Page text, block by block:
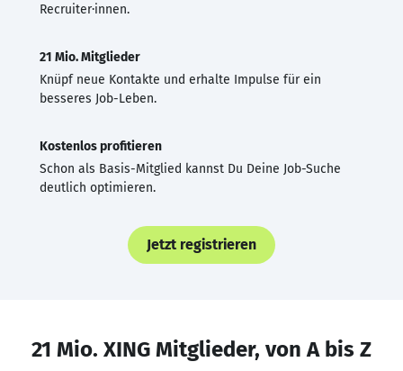
Recruiter·innen.
21 Mio. Mitglieder
Knüpf neue Kontakte und erhalte Impulse für ein
besseres Job-Leben.
Kostenlos profitieren
Schon als Basis-Mitglied kannst Du Deine Job-Suche
deutlich optimieren.
Jetzt registrieren
21 Mio. XING Mitglieder, von A bis Z